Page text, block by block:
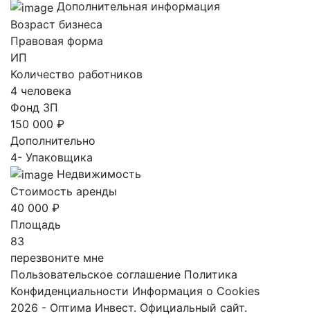
Дополнительная информация
Возраст бизнеса
Правовая форма
ИП
Количество работников
4 человека
Фонд ЗП
150 000 ₽
Дополнительно
4- Упаковщика
Недвижимость
Стоимость аренды
40 000 ₽
Площадь
83
перезвоните мне
Пользовательское соглашение Политика
Конфиденциальности Информация о Cookies
2026 - Оптима Инвест. Официальный сайт.